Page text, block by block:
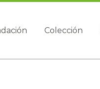
Colección